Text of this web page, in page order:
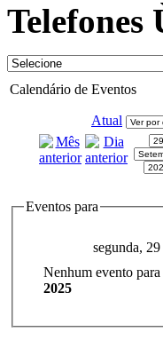
Telefones
Calendário de Eventos
Atual
Eventos para
segunda,
Nenhum evento para
2025